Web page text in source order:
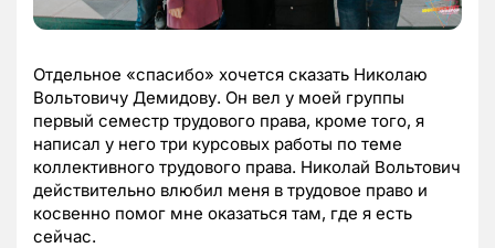
Отдельное «спасибо» хочется сказать Николаю
Вольтовичу Демидову. Он вел у моей группы
первый семестр трудового права, кроме того, я
написал у него три курсовых работы по теме
коллективного трудового права. Николай Вольтович
действительно влюбил меня в трудовое право и
косвенно помог мне оказаться там, где я есть
сейчас.